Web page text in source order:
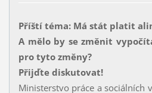
Příští téma: Má stát platit
A mělo by se změnit
pro tyto změny?
Přijďte diskutovat!
Ministerstvo práce a sociálních